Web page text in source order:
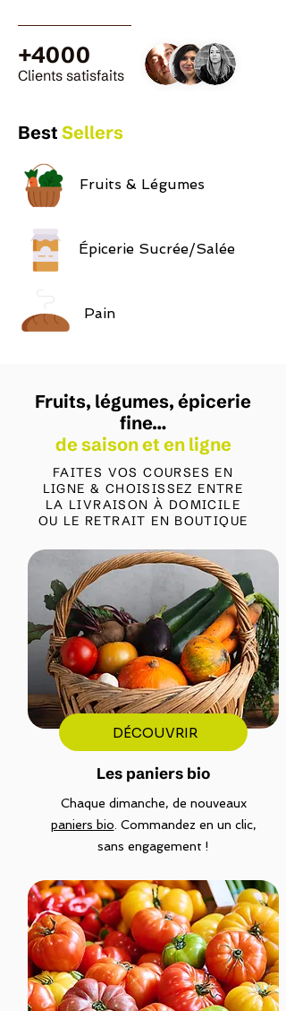
Clients satisfaits
+4000
Best Sellers
Fruits & Légumes
Épicerie Sucrée/Salée
Pain
Fruits, légumes, épicerie
fine…
de saison et en ligne
FAITES VOS COURSES EN
LIGNE & CHOISISSEZ ENTRE
LA LIVRAISON À DOMICILE
OU LE RETRAIT EN BOUTIQUE
DÉCOUVRIR
Les paniers bio
Chaque dimanche, de nouveaux
paniers bio. Commandez en un clic,
sans engagement !